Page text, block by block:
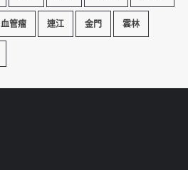
血管瘤 連江 金門 雲林